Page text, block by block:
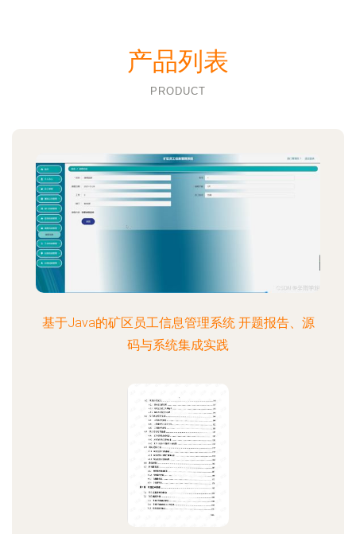
产品列表
PRODUCT
基于Java的矿区员工信息管理系统 开题报告、源
码与系统集成实践